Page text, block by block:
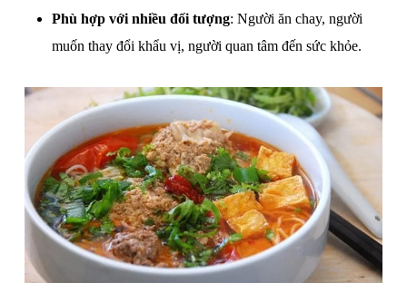
Phù hợp với nhiều đối tượng: Người ăn chay, người
muốn thay đổi khẩu vị, người quan tâm đến sức khỏe.